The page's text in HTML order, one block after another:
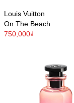
Louis Vuitton
On The Beach
750,000₫